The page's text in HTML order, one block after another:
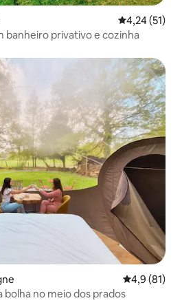
4,24 de uma
4,24 (51)
banheiro privativo e cozinha
4,9 de uma
4,9 (81)
bolha no meio dos prados